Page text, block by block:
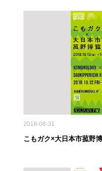
2018-08-31
こもガク×大日本市菰野